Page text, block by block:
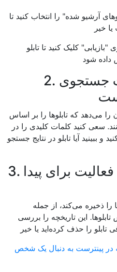
آرشیو شده" را انتخاب کنید تا
"بازیابی" کلیک کنید تا تابلو
2. استفاده از قابلیت جستجوی
را می‌دهد که تابلوها را بر اساس
سعی کنید کلمات کلیدی را در
و ببینید آیا تابلو در نتایج جستجو
3. مشاهده تاریخچه فعالیت برای پیدا
را ذخیره می‌کند، از جمله
این تاریخچه را بررسی
در پینترست به دنبال یک شخص